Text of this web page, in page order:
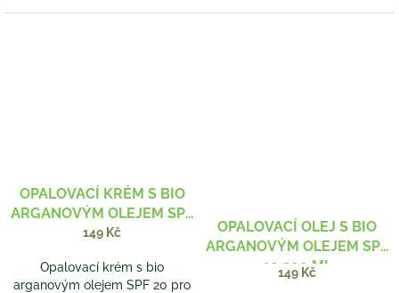
OPALOVACÍ KRÉM S BIO
ARGANOVÝM OLEJEM SPF
20
149 Kč
Opalovací krém s bio
arganovým olejem SPF 20 pro
OPALOVACÍ OLEJ S BIO
ARGANOVÝM OLEJEM SPF
10 200 ML
149 Kč